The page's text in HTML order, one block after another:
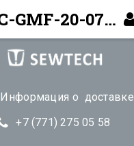
Информация о доставке
+7 (771) 275 05 58
JUKI XC-GMF-20-07 — Блок управления | Купить Алматы